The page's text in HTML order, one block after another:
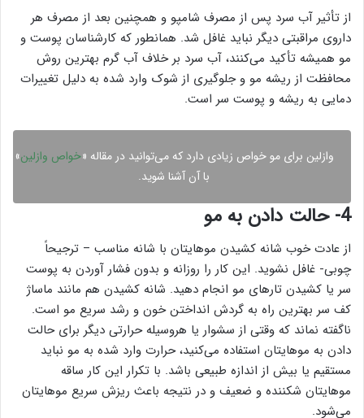
از تأثیر آب سرد پس از مصرف شامپو و همچنین بعد از مصرف هر
داروی مراقبتی دیگر نباید غافل شد. همانطور که کارشناسان پوست و
مو همیشه تأکید می‌کنند، آب سرد بر خلاف آب گرم بهترین روش
محافظت از ریشه مو و جلوگیری از شوک وارد شده به دلیل تغییرات
دمایی به ریشه و پوست سر است.
وازلین برای مو خواص زیادی دارد که می‌توانید در مقاله «خواص وازلین»
با آن آشنا شوید.
4- حالت دادن به مو
از عادت خوب شانه کشیدن موهایتان با شانه مناسب – ترجیحاً
چوبی- غافل نشوید. این کار را روزانه و بدون فشار آوردن به پوست
سر یا کشیدن تارهای مو انجام دهید. شانه کشیدن هم مانند ماساژ
کف سر بهترین راه به گردش انداختن خون و رشد سریع مو است.
ناگفته نماند که وقتی از سشوار یا هروسیله حرارتی دیگر برای حالت
دادن به موهایتان استفاده می‌کنید، حرارت وارد شده به مو نباید
مستقیم یا بیش از اندازه طبیعی باشد. با تکرار این کار ساقه
موهایتان شکننده و ضعیف و در نتیجه باعث ریزش سریع موهایتان
می‌شود.